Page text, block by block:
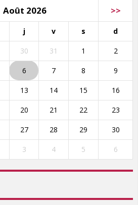
Août 2026 >>
j v s d
30 31 1 2
6 7 8 9
13 14 15 16
20 21 22 23
27 28 29 30
3 4 5 6